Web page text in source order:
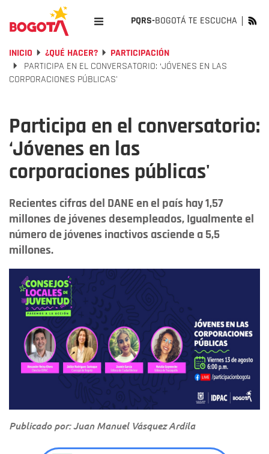
PQRS-BOGOTÁ TE ESCUCHA
INICIO ¿QUÉ HACER?
PARTICIPACIÓN
PARTICIPA EN EL CONVERSATORIO: ‘JÓVENES EN LAS
CORPORACIONES PÚBLICAS'
Participa en el conversatorio:
‘Jóvenes en las
corporaciones públicas'
Recientes cifras del DANE en el país hay 1,57
millones de jóvenes desempleados, Igualmente el
número de jóvenes inactivos asciende a 5,5
millones.
Publicado por: Juan Manuel Vásquez Ardila